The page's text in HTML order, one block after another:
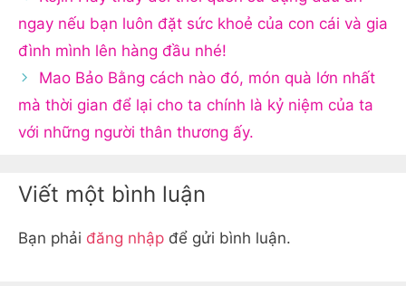
ngay nếu bạn luôn đặt sức khoẻ của con cái và gia
đình mình lên hàng đầu nhé!
Mao Bảo Bằng cách nào đó, món quà lớn nhất
mà thời gian để lại cho ta chính là kỷ niệm của ta
với những người thân thương ấy.
Viết một bình luận
Bạn phải đăng nhập để gửi bình luận.